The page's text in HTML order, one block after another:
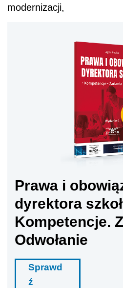
modernizacji,
Prawa i
dyrektora
Kompetencje.
Odwołanie
Sprawd
ź